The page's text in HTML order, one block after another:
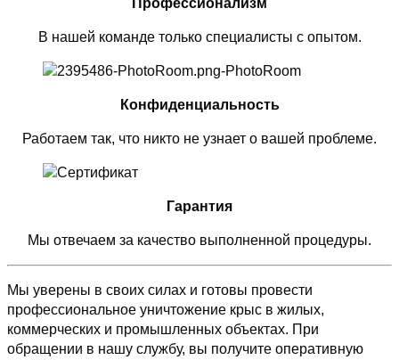
Профессионализм
В нашей команде только специалисты с опытом.
Конфиденциальность
Работаем так, что никто не узнает о вашей проблеме.
Гарантия
Мы отвечаем за качество выполненной процедуры.
Мы уверены в своих силах и готовы провести
профессиональное уничтожение крыс в жилых,
коммерческих и промышленных объектах. При
обращении в нашу службу, вы получите оперативную